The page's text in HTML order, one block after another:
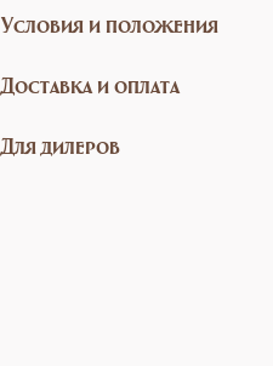
Условия и положения
Доставка и оплата
Для дилеров